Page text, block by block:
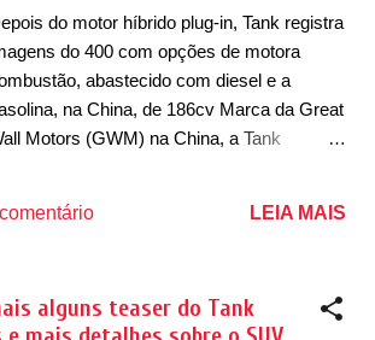
a chegada de uma nova versão
até um novo motor. Pelo fato de o SUV
coberto, podemos estar diante de
reestilização ou até mesmo de uma
desconhecida. Junto com as
elevada e capacidades ainda maiores,
...
do motor híbrido plug-in, Tank registra
do 400 com opções de motora
abastecido com diesel e a
na China, de 186cv Marca da Great
Motors (GWM) na China, a Tank
o 300 e o 500, o modelo foi lançado no
Hi4-T. Agora, o modelo teve as suas
LEIA MAIS
alguns teaser do Tank